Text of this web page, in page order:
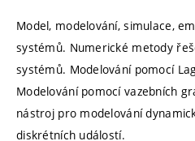
Model, modelování, simulace,
systémů. Numerické metody
systémů. Modelování pomocí
Modelování pomocí vazebních
nástroj pro modelování
diskrétních událostí.